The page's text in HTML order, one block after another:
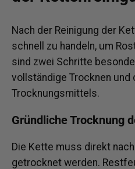
Nach der Reinigung der
schnell zu handeln, um
sind zwei Schritte
vollständige Trocknen
Trocknungsmittels.
Gründliche Trocknung
Die Kette muss direkt
getrocknet werden.